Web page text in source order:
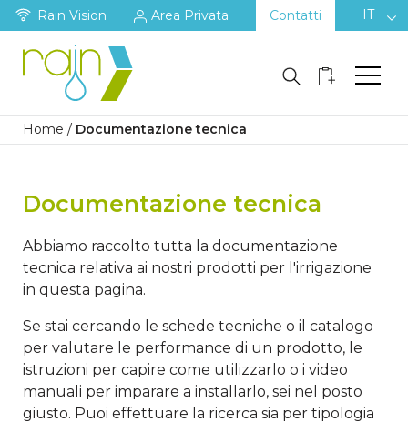
Rain Vision Area Privata Contatti IT
Home / Documentazione tecnica
Documentazione tecnica
Abbiamo raccolto tutta la documentazione
tecnica relativa ai nostri prodotti per l'irrigazione
in questa pagina.
Se stai cercando le schede tecniche o il catalogo
per valutare le performance di un prodotto, le
istruzioni per capire come utilizzarlo o i video
manuali per imparare a installarlo, sei nel posto
giusto. Puoi effettuare la ricerca sia per tipologia